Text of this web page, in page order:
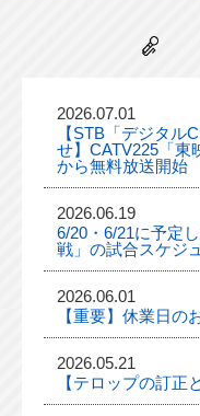
2026.07.01
【STB「デジタル
せ】CATV225「東
から無料放送開始
2026.06.19
6/20・6/21に予定
戦」の試合スケジ
2026.06.01
【重要】休業日の
2026.05.21
【テロップの訂正